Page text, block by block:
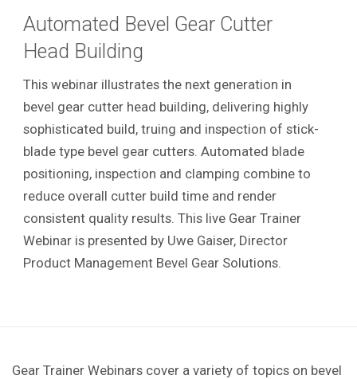
Automated Bevel Gear Cutter
Head Building
This webinar illustrates the next generation in
bevel gear cutter head building, delivering highly
sophisticated build, truing and inspection of stick-
blade type bevel gear cutters. Automated blade
positioning, inspection and clamping combine to
reduce overall cutter build time and render
consistent quality results. This live Gear Trainer
Webinar is presented by Uwe Gaiser, Director
Product Management Bevel Gear Solutions.
Gear Trainer Webinars cover a variety of topics on bevel